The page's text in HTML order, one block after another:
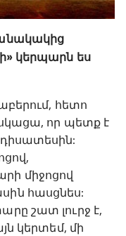
կերպարն ես
հետո
որ պետք է
միջոցով
հասցնես:
շատ լուրջ է,
կերտեմ, մի